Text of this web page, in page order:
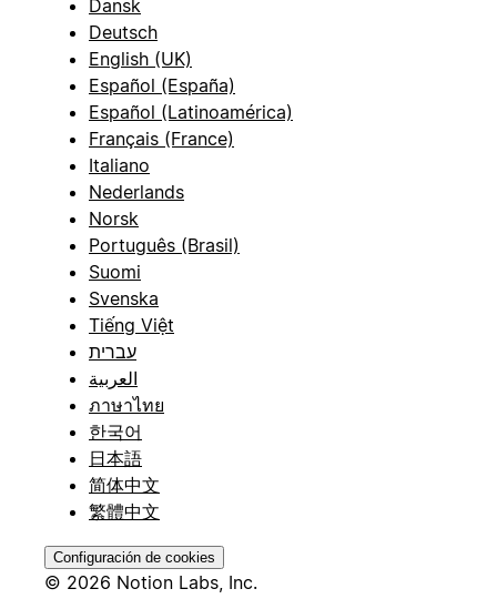
Dansk
Deutsch
English (UK)
Español (España)
Español (Latinoamérica)
Français (France)
Italiano
Nederlands
Norsk
Português (Brasil)
Suomi
Svenska
Tiếng Việt
עברית
العربية
ภาษาไทย
한국어
日本語
简体中文
繁體中文
Configuración de cookies
© 2026 Notion Labs, Inc.